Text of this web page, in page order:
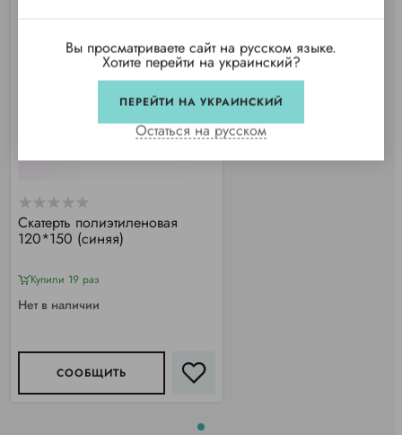
Скатерть полиэтиленовая
120*150 (синяя)
Купили 19 раз
Нет в наличии
СООБЩИТЬ
Вы просматриваете сайт на русском языке.
Хотите перейти на украинский?
ПЕРЕЙТИ НА УКРАИНСКИЙ
Остаться на русском